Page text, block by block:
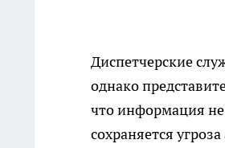
Диспетчерские
однако
что информация не
сохраняется